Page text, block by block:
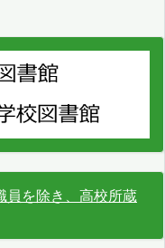
員を除き、高校所蔵